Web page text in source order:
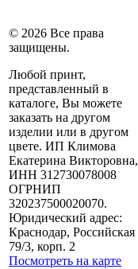
© 2026 Все права
защищены.
Любой принт,
представленный в
каталоге, Вы можете
заказать на другом
изделии или в другом
цвете. ИП Климова
Екатерина Викторовна,
ИНН 312730078008
ОГРНИП
320237500020070.
Юридический адрес:
Краснодар, Российская
79/3, корп. 2
Посмотреть на карте